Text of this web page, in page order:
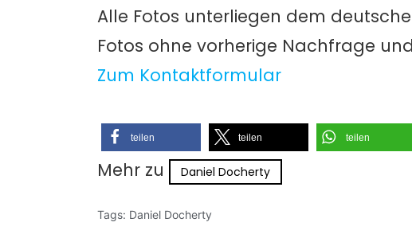
Alle Fotos unterliegen dem
Fotos ohne vorherige Nachfrage
Zum Kontaktformular
teilen teilen teilen
Mehr zu Daniel Docherty
Tags: Daniel Docherty